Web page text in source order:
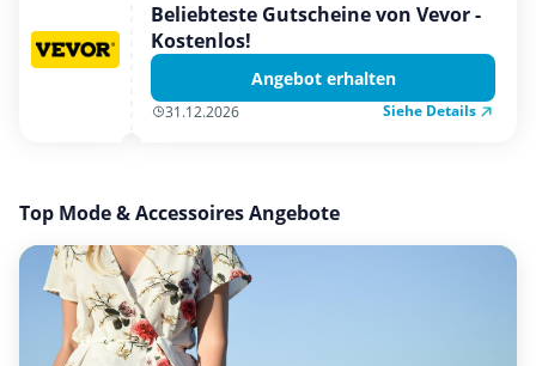
Beliebteste Gutscheine von Vevor -
Kostenlos!
Angebot erhalten
31.12.2026 Siehe Details
Top Mode & Accessoires Angebote